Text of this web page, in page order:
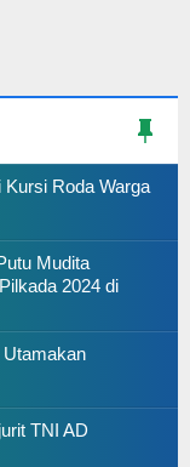
Roda Warga
Mudita
2024 di
Utamakan
TNI AD